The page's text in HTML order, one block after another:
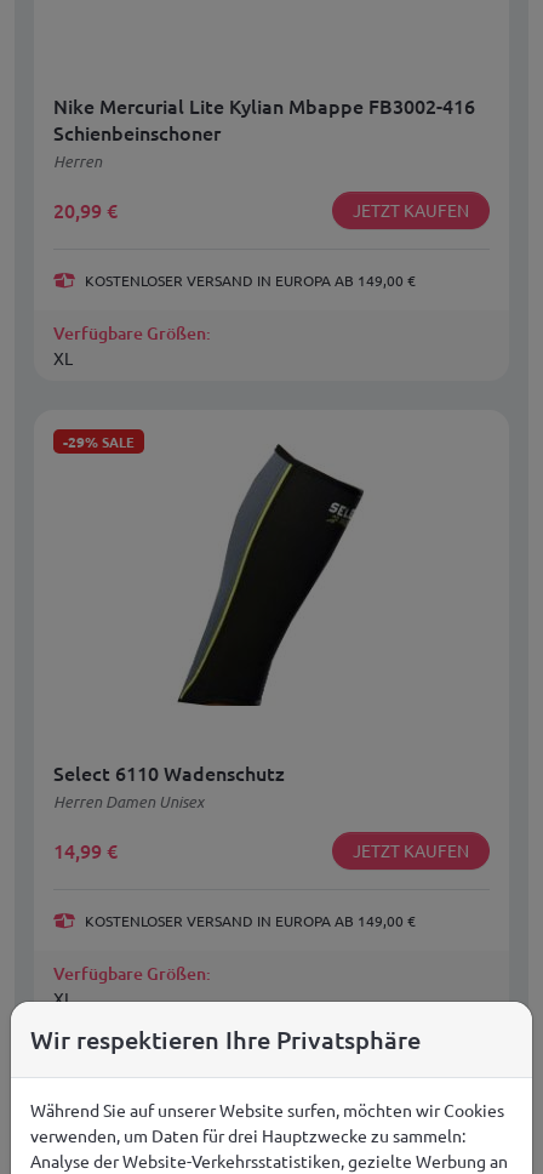
Nike Mercurial Lite Kylian Mbappe FB3002-416
Schienbeinschoner
Herren
20,99 € JETZT KAUFEN
KOSTENLOSER VERSAND IN EUROPA AB 149,00 €
Verfügbare Größen:
XL
-29%SALE
Select 6110 Wadenschutz
Herren Damen Unisex
14,99 € JETZT KAUFEN
KOSTENLOSER VERSAND IN EUROPA AB 149,00 €
Verfügbare Größen:
XL
Wir respektieren Ihre Privatsphäre
Während Sie auf unserer Website surfen, möchten wir Cookies
verwenden, um Daten für drei Hauptzwecke zu sammeln:
Analyse der Website-Verkehrsstatistiken, gezielte Werbung an